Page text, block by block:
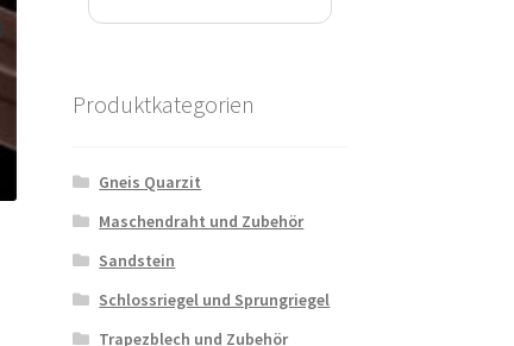
Produktkategorien
Gneis Quarzit
Maschendraht und Zubehör
Sandstein
Schlossriegel und Sprungriegel
Trapezblech und Zubehör